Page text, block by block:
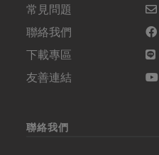
常見問題
聯絡我們
下載專區
友善連結
聯絡我們